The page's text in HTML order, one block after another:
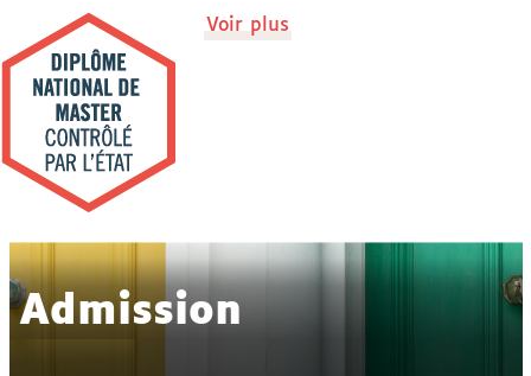
Voir plus
Admission